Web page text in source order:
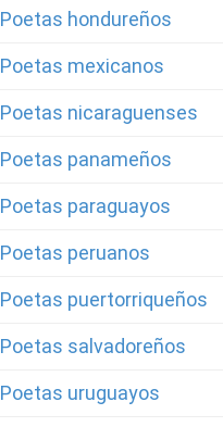
Poetas hondureños
Poetas mexicanos
Poetas nicaraguenses
Poetas panameños
Poetas paraguayos
Poetas peruanos
Poetas puertorriqueños
Poetas salvadoreños
Poetas uruguayos